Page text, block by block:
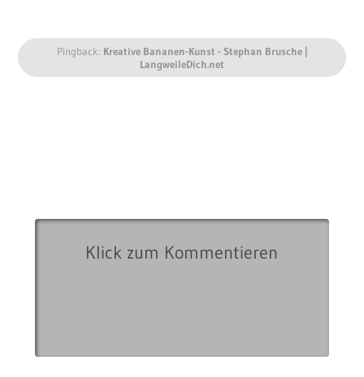
Pingback: Kreative Bananen-Kunst - Stephan Brusche |
LangweileDich.net